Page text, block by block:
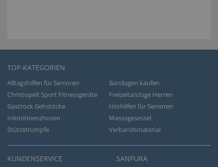
TOP-KATEGORIEN
Alltagshilfen für Senioren
Bandagen kaufen
Christopeit Sport Fitnessgeräte
Freizeitanzüge Herren
Gastrock Gehstöcke
Hörhilfen für Senioren
Inkontinenzhosen
Massagesessel
Stützstrümpfe
Verbandsmaterial
KUNDENSERVICE SANPURA